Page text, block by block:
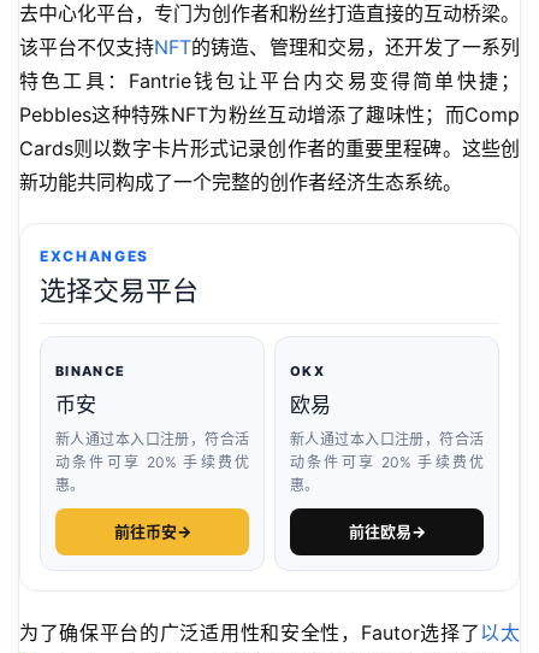
去中心化平台，专门为创作者和粉丝打造直接的互动桥梁。
该平台不仅支持NFT的铸造、管理和交易，还开发了一系列
特色工具：Fantrie钱包让平台内交易变得简单快捷；
Pebbles这种特殊NFT为粉丝互动增添了趣味性；而Comp
Cards则以数字卡片形式记录创作者的重要里程碑。这些创
新功能共同构成了一个完整的创作者经济生态系统。
EXCHANGES
选择交易平台
BINANCE
币安
新人通过本入口注册，符合活
动条件可享 20% 手续费优
惠。
前往币安→
OKX
欧易
新人通过本入口注册，符合活
动条件可享 20% 手续费优
惠。
前往欧易→
为了确保平台的广泛适用性和安全性，Fautor选择了以太